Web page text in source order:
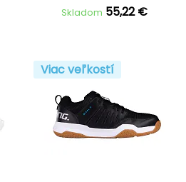
Skladom 55,22 €
Viac veľkostí